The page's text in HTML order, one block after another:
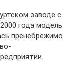
заводе с
года модель
пренебрежимо